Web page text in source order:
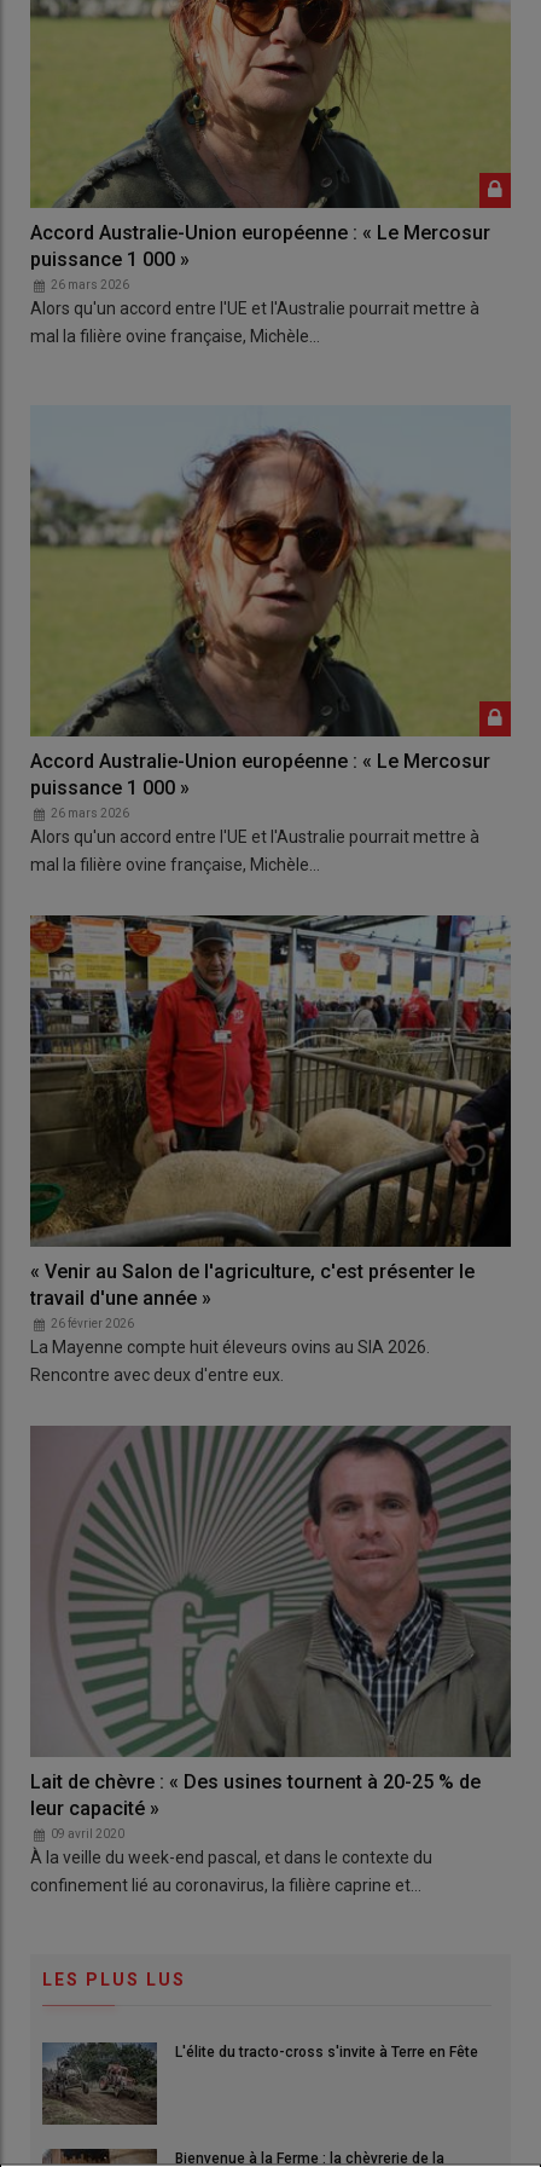
Accord Australie-Union européenne : « Le Mercosur
puissance 1 000 »
26 mars 2026
Alors qu'un accord entre l'UE et l'Australie pourrait mettre à
mal la filière ovine française, Michèle…
Accord Australie-Union européenne : « Le Mercosur
puissance 1 000 »
26 mars 2026
Alors qu'un accord entre l'UE et l'Australie pourrait mettre à
mal la filière ovine française, Michèle…
« Venir au Salon de l'agriculture, c'est présenter le
travail d'une année »
26 février 2026
La Mayenne compte huit éleveurs ovins au SIA 2026.
Rencontre avec deux d'entre eux.
Lait de chèvre : « Des usines tournent à 20-25 % de
leur capacité »
09 avril 2020
À la veille du week-end pascal, et dans le contexte du
confinement lié au coronavirus, la filière caprine et…
LES PLUS LUS
L'élite du tracto-cross s'invite à Terre en Fête
Bienvenue à la Ferme : la chèvrerie de la